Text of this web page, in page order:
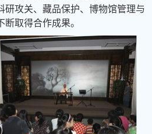
研攻关、藏品保护、博物馆管理与
取得合作成果。